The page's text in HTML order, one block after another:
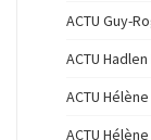
ACTU Guy-
ACTU
ACTU
ACTU